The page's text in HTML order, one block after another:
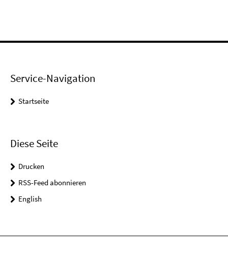
Service-Navigation
Startseite
Diese Seite
Drucken
RSS-Feed abonnieren
English